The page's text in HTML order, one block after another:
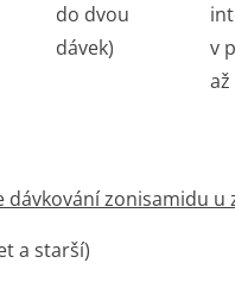
do dvou
dávek)
v
zonisamidu
a starší)